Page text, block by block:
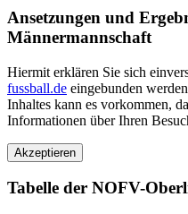
Ansetzungen und
Männermannschaft
Hiermit erklären Sie sich
fussball.de eingebunden
Inhaltes kann es vorkommen,
Informationen über Ihren
Tabelle der NOFV-